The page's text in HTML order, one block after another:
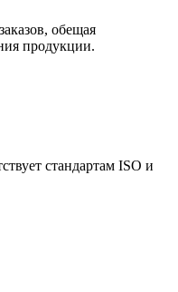
обещая
продукции.
стандартам ISO и